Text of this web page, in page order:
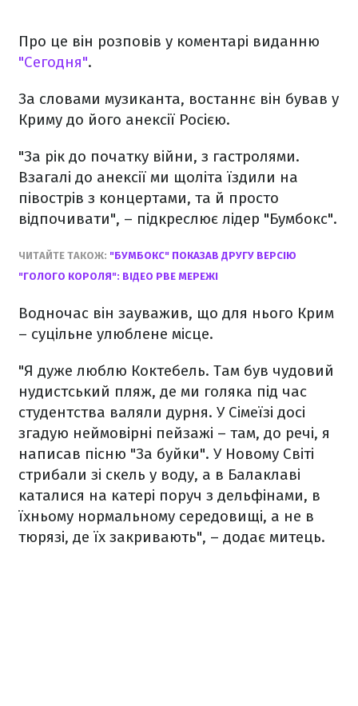
Про це він розповів у коментарі виданню
"Сегодня".
За словами музиканта, востаннє він бував у
Криму до його анексії Росією.
"За рік до початку війни, з гастролями.
Взагалі до анексії ми щоліта їздили на
півострів з концертами, та й просто
відпочивати", – підкреслює лідер "Бумбокс".
ЧИТАЙТЕ ТАКОЖ: "БУМБОКС" ПОКАЗАВ ДРУГУ ВЕРСІЮ
"ГОЛОГО КОРОЛЯ": ВІДЕО РВЕ МЕРЕЖІ
Водночас він зауважив, що для нього Крим
– суцільне улюблене місце.
"Я дуже люблю Коктебель. Там був чудовий
нудистський пляж, де ми голяка під час
студентства валяли дурня. У Сімеїзі досі
згадую неймовірні пейзажі – там, до речі, я
написав пісню "За буйки". У Новому Світі
стрибали зі скель у воду, а в Балаклаві
каталися на катері поруч з дельфінами, в
їхньому нормальному середовищі, а не в
тюрязі, де їх закривають", – додає митець.